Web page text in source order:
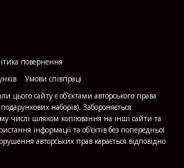
повернення
Умови співпраці
цього сайту є об'єктами авторського права
наборів). Забороняється
числі шляхом копіювання на інші сайти та
інформації та об'єктів без попередньої
авторських прав карається відповідно